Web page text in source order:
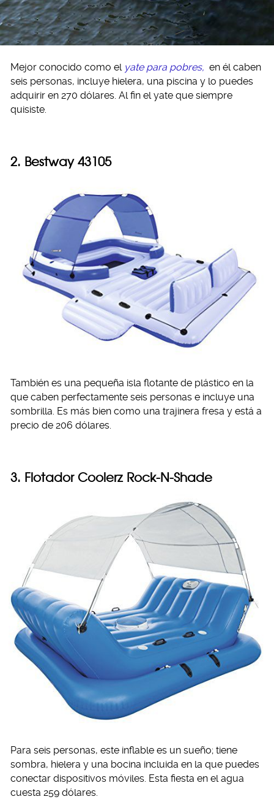
Mejor conocido como el yate para pobres, en él caben
seis personas, incluye hielera, una piscina y lo puedes
adquirir en 270 dólares. Al fin el yate que siempre
quisiste.
2. Bestway 43105
También es una pequeña isla flotante de plástico en la
que caben perfectamente seis personas e incluye una
sombrilla. Es más bien como una trajinera fresa y está a
precio de 206 dólares.
3. Flotador Coolerz Rock-N-Shade
Para seis personas, este inflable es un sueño; tiene
sombra, hielera y una bocina incluida en la que puedes
conectar dispositivos móviles. Esta fiesta en el agua
cuesta 259 dólares.